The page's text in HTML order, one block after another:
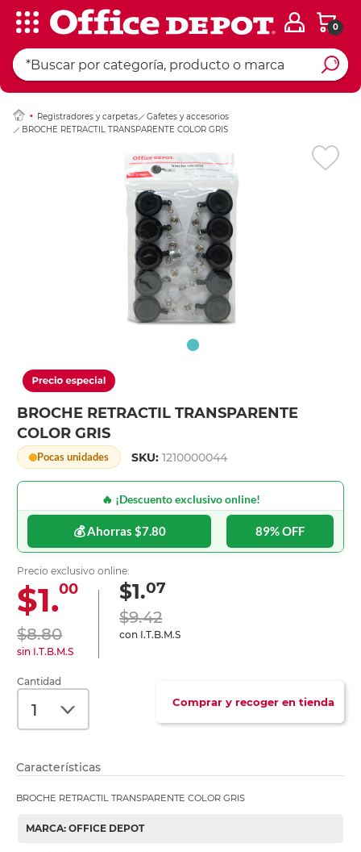
0
Registradores y carpetas
Gafetes y accesorios
BROCHE RETRACTIL TRANSPARENTE COLOR GRIS
BROCHE RETRACTIL TRANSPARENTE
COLOR GRIS
Pocas unidades SKU:1210000044
🔥 ¡Descuento exclusivo online!
💰 Ahorras $7.80 89% OFF
Precio exclusivo online:
$1.00
$8.80
sin I.T.B.M.S
$1.07
$9.42
con I.T.B.M.S
Cantidad
Comprar y recoger en tienda
Ingresar Codigo
Características
BROCHE RETRACTIL TRANSPARENTE COLOR GRIS
MARCA: OFFICE DEPOT